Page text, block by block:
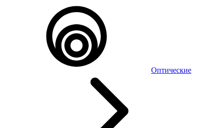
Оптические